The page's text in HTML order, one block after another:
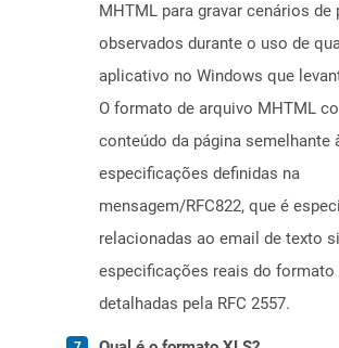
MHTML para gravar cenários de
observados durante o uso de
aplicativo no Windows que
O formato de arquivo MHTML
conteúdo da página semelhante
especificações definidas na
mensagem/RFC822, que é
relacionadas ao email de texto
especificações reais do formato
detalhadas pela RFC 2557.